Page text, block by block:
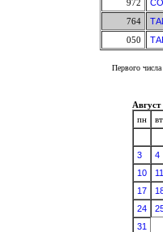
972
764
050
Первого
Август
пн
вт
3
4
10
11
17
24
31